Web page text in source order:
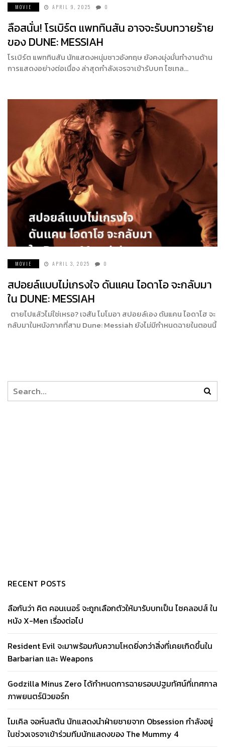
MOVIE APRIL 9, 2025 0
ลือสนั่น! โรเบิร์ต แพททินสัน อาจจะรับบทวายร้าย
ของ DUNE: MESSIAH
โรเบิร์ต แพททินสัน นักแสดงหนุ่มชาวอังกฤษ ยังคงมุ่งมั่นทำงานด้าน
การแสดงอย่างต่อเนื่อง ล่าสุดกำลังเจรจาเข้ารับบท ไซเทล…
MOVIE APRIL 3, 2025 0
สปอยล์แบบไม่เกรงใจ ดันแคน ไอดาโอ จะกลับมา
ใน DUNE: MESSIAH
ตายไปแล้วไม่ใช่เหรอ? เจสัน โมโมอา สปอยล์เอง ดันแคน ไอดาโฮ จะ
กลับมาในหนังภาคที่สาม Dune: Messiah ยังไม่มีกำหนดฉายในตอนนี้
RECENT POSTS
ลือกันว่า คิต คอนเนอร์ จะถูกเลือกตัวให้มารับบทเป็น ไซคลอปส์ ใน
หนัง X-Men เรื่องต่อไป
Resident Evil จะมาพร้อมกับความโหดยิ่งกว่าสิ่งที่เคยเกิดขึ้นใน
Barbarian และ Weapons
Godzilla Minus Zero ได้กำหนดการฉายรอบปฐมทัศน์ที่เทศกาล
ภาพยนตร์นิวยอร์ก
ไมเคิล จอห์นสตัน นักแสดงนำฝ่ายชายจาก Obsession กำลังอยู่
ในช่วงเจรจาเข้าร่วมทีมนักแสดงของ The Mummy 4